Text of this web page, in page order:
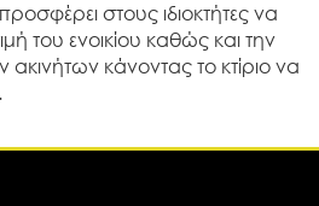
στους ιδιοκτήτες να
του ενοικίου καθώς και την
κάνοντας το κτίριο να